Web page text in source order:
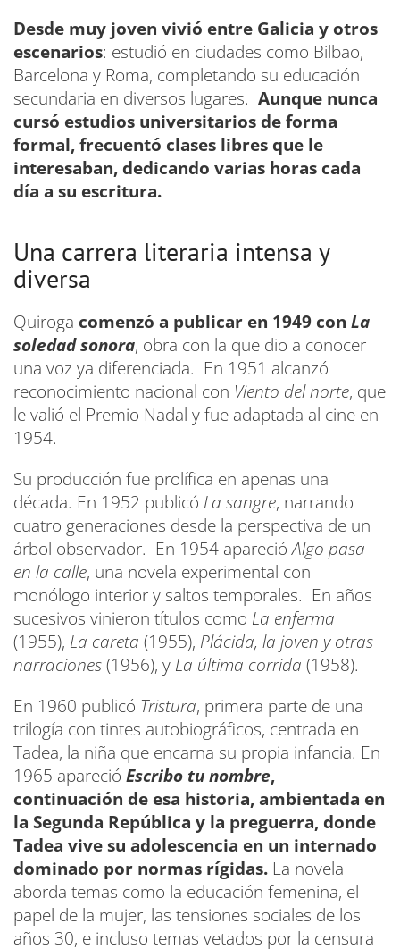
Desde muy joven vivió entre Galicia y otros
escenarios: estudió en ciudades como Bilbao,
Barcelona y Roma, completando su educación
secundaria en diversos lugares. Aunque nunca
cursó estudios universitarios de forma
formal, frecuentó clases libres que le
interesaban, dedicando varias horas cada
día a su escritura.
Una carrera literaria intensa y
diversa
Quiroga comenzó a publicar en 1949 con La
soledad sonora, obra con la que dio a conocer
una voz ya diferenciada. En 1951 alcanzó
reconocimiento nacional con Viento del norte, que
le valió el Premio Nadal y fue adaptada al cine en
1954.
Su producción fue prolífica en apenas una
década. En 1952 publicó La sangre, narrando
cuatro generaciones desde la perspectiva de un
árbol observador. En 1954 aparecióAlgo pasa
en la calle, una novela experimental con
monólogo interior y saltos temporales. En años
sucesivos vinieron títulos como La enferma
(1955), La careta (1955), Plácida, la joven y otras
narraciones(1956), y La última corrida (1958).
En 1960 publicó Tristura, primera parte de una
trilogía con tintes autobiográficos, centrada en
Tadea, la niña que encarna su propia infancia. En
1965 apareció Escribo tu nombre,
continuación de esa historia, ambientada en
la Segunda República y la preguerra, donde
Tadea vive su adolescencia en un internado
dominado por normas rígidas. La novela
aborda temas como la educación femenina, el
papel de la mujer, las tensiones sociales de los
años 30, e incluso temas vetados por la censura